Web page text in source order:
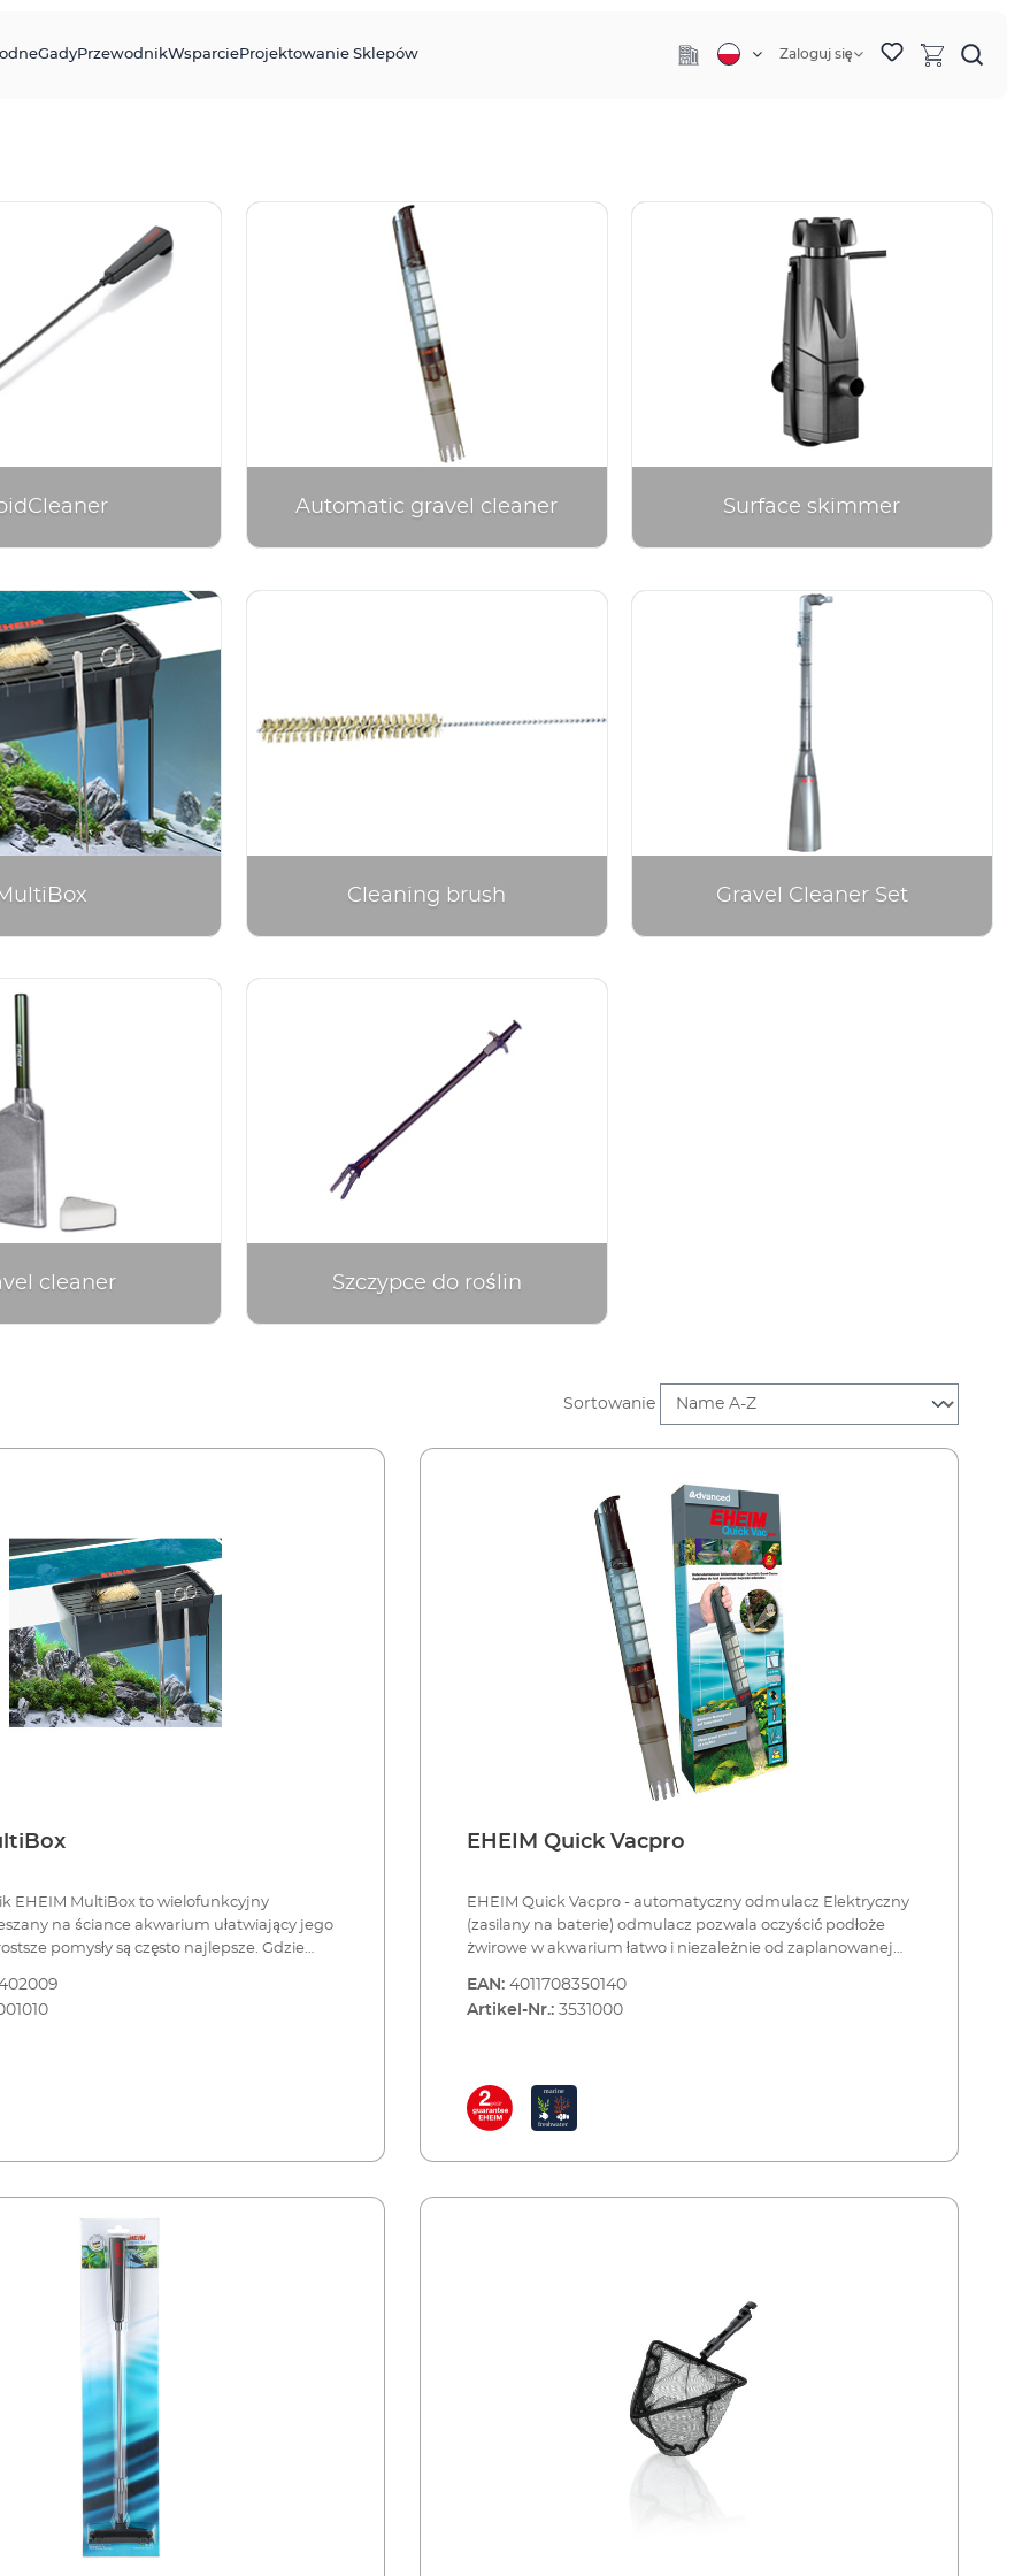
GadyPrzewodnikWsparcieProjektowanie Sklepów Zaloguj się
Automatic gravel cleaner Surface skimmer
Cleaning brush Gravel Cleaner Set
cleaner Szczypce do roślin
Sortowanie
EHEIM MultiBox to wielofunkcyjny
na ściance akwarium ułatwiający jego
szczypce do roślin itd. podczas
Gdzie kładziesz rośliny i przyrządy do
Wieszak, uchwyt na narzędzia, pokrywa i
dokładnie przemyślane pod kątem wygody
z wieszakiem do prac związanych z
akwarium Część przeznaczona na
glony i inne odpady Można używać do
przedmiotów (wewnętrznych
lub odpadów do kosza na śmieci Przedział
mieszkańców akwarium w zmienionym lub
Przedział do kwarantanny lub leczenia
zapobiega wyskakiwaniu ryb
w otwór na wąż napowietrzający)
akwarium, a jeśli pokrywa to
drzwiach szafki Wieszak jest regulowany w
mm (na ściankę akwarium) do 20 mm (na
EHEIM Quick Vacpro
EHEIM Quick Vacpro - automatyczny odmulacz Elektryczny
(zasilany na baterie) odmulacz pozwala oczyścić podłoże
żwirowe w akwarium łatwo i niezależnie od zaplanowanej
taki sposób, że usuwa ono zabrudzenia bez nadmiernego
wzburzania żwirku. Filtr siatkowy zatrzymuje zabrudzenia
podłoża pomiędzy wymianami wody Żwirek wzburzany jest
w niewielkim stopniu Woda powraca do akwarium Zestaw
zawiera baterie
EAN: 4011708350140
Artikel-Nr.: 3531000